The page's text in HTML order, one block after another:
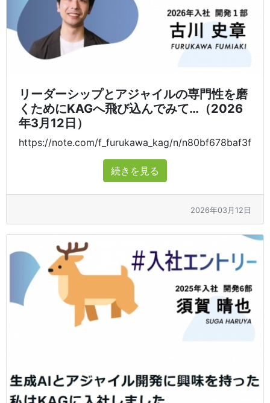
リーダーシップとアジャイルの専門性を磨
くためにKAGへ飛び込んでみて…（2026
年3月12日）
https://note.com/f_furukawa_kag/n/n80bf678baf3f
続きを見る
2026年03月12日